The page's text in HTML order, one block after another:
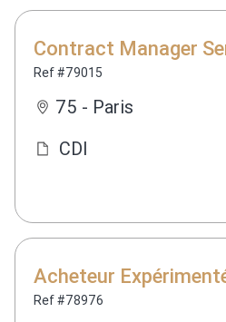
Contract Manager
Ref #79015
75 - Paris
CDI
Acheteur
Ref #78976